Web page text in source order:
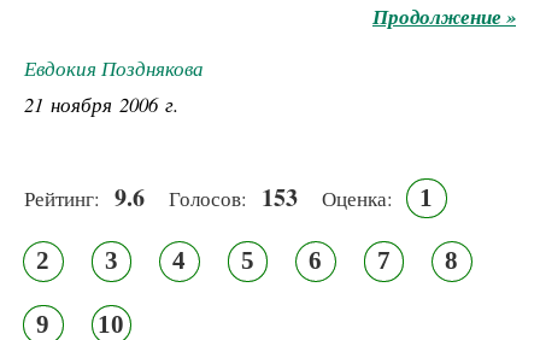
Продолжение »
Евдокия Позднякова
21 ноября 2006 г.
Рейтинг: 9.6 Голосов: 153 Оценка: 1
2 3 4 5 6 7 8
9 10